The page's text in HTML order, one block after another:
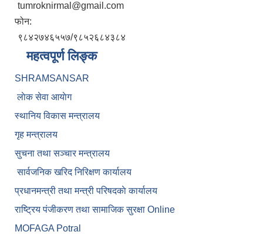
tumroknirmal@gmail.com
फोन:
९८४२७४६५५७/९८५२६८४३८४
महत्वपूर्ण लिङ्क
SHRAMSANSAR
लाेक सेवा आयाेग
स्थानिय विकास मन्त्रालय
गृह मन्त्रालय
सुचना तथा सञ्चार मन्त्रालय
सार्वजनिक खरिद निरिक्षण कार्यालय
प्रधानमन्त्री तथा मन्त्री परिषदकाे कार्यालय
राष्ट्रिय पंजीकरण तथा सामाजिक सुरक्षा Online
MOFAGA Potral